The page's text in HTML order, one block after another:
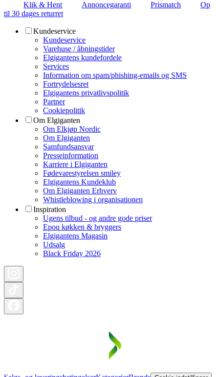
Klik & Hent Annoncegaranti Prismatch
Op
til 30 dages returret
Kundeservice
Kundeservice
Varehuse / åbningstider
Elgigantens kundefordele
Services
Information om spam/phishing-emails og SMS
Fortrydelsesret
Elgigantens privatlivspolitik
Partner
Cookiepolitik
Om Elgiganten
Om Elkjøp Nordic
Om Elgiganten
Samfundsansvar
Presseinformation
Karriere i Elgiganten
Fødevarestyrelsen smiley
Elgigantens Kundeklub
Om Elgiganten Erhverv
Whistleblowing i organisationen
Inspiration
Ugens tilbud - og andre gode priser
Epoq køkken & bryggers
Elgigantens Magasin
Udsalg
Black Friday 2026